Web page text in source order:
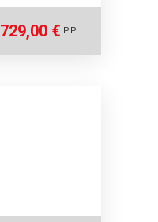
729,00 € P.P.